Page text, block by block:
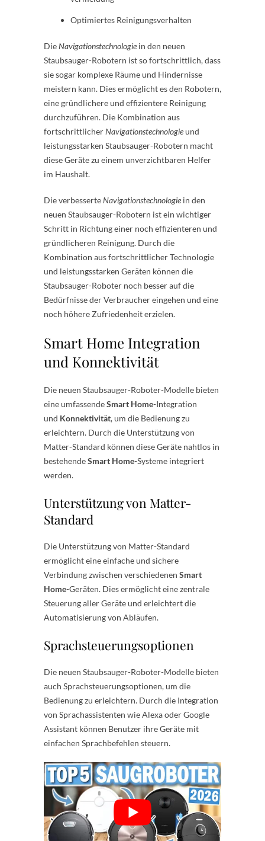
Optimiertes Reinigungsverhalten
DieNavigationstechnologie in den neuen
Staubsauger-Robotern ist so fortschrittlich, dass
sie sogar komplexe Räume und Hindernisse
meistern kann. Dies ermöglicht es den Robotern,
eine gründlichere und effizientere Reinigung
durchzuführen. Die Kombination aus
fortschrittlicherNavigationstechnologieund
leistungsstarken Staubsauger-Robotern macht
diese Geräte zu einem unverzichtbaren Helfer
im Haushalt.
Die verbesserteNavigationstechnologie in den
neuen Staubsauger-Robotern ist ein wichtiger
Schritt in Richtung einer noch effizienteren und
gründlicheren Reinigung. Durch die
Kombination aus fortschrittlicher Technologie
und leistungsstarken Geräten können die
Staubsauger-Roboter noch besser auf die
Bedürfnisse der Verbraucher eingehen und eine
noch höhere Zufriedenheit erzielen.
Smart Home Integration
und Konnektivität
Die neuen Staubsauger-Roboter-Modelle bieten
eine umfassendeSmart Home-Integration
und Konnektivität, um die Bedienung zu
erleichtern. Durch die Unterstützung von
Matter-Standard können diese Geräte nahtlos in
bestehendeSmart Home-Systeme integriert
werden.
Unterstützung von Matter-
Standard
Die Unterstützung von Matter-Standard
ermöglicht eine einfache und sichere
Verbindung zwischen verschiedenen Smart
Home-Geräten. Dies ermöglicht eine zentrale
Steuerung aller Geräte und erleichtert die
Automatisierung von Abläufen.
Sprachsteuerungsoptionen
Die neuen Staubsauger-Roboter-Modelle bieten
auch Sprachsteuerungsoptionen, um die
Bedienung zu erleichtern. Durch die Integration
von Sprachassistenten wie Alexa oder Google
Assistant können Benutzer ihre Geräte mit
einfachen Sprachbefehlen steuern.